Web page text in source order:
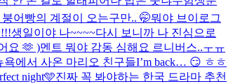
어빵의 계절이 오는구만.. 🤭뭐야 브이로그
생일이야 나~~~~다시 보니까 나 진심으로
요 🫶 )멘트 뭐야 감동 심해요 르니버스..ㅜㅠ
욕에서 사온 마리오 친구들I’m back… 😏 ㅎㅎ
night🩵진짜 꼭 봐야하는 한국 드라마 추천